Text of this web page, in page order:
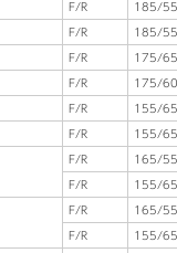
F/R 185/
F/R 185/
F/R 175/
F/R 175/
F/R 155/
F/R 155/
F/R 165/
F/R 155/
F/R 165/
F/R 155/